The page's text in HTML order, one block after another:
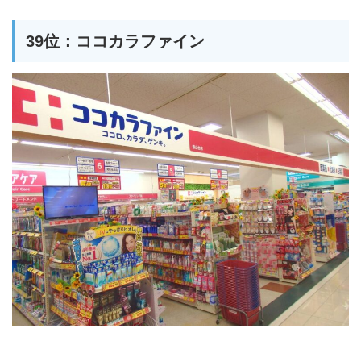
39位：ココカラファイン